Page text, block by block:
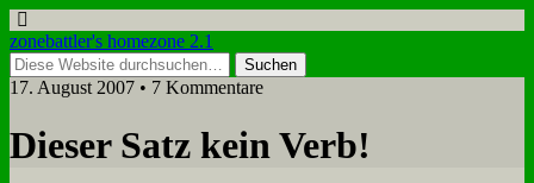
zonebattler's homezone 2.1
17. August 2007 • 7 Kommentare
Die­ser Satz kein Verb!